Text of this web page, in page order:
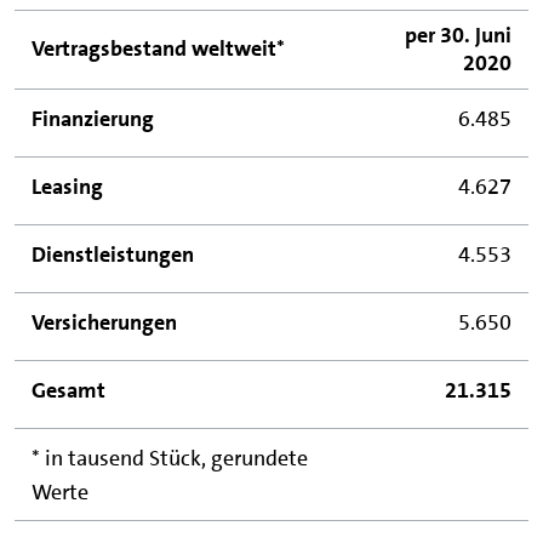
Vertragsbestand weltweit*
per 30. Juni
2020
Finanzierung
6.485
Leasing 4.627
Dienstleistungen 4.553
Versicherungen 5.650
Gesamt 21.315
* in tausend Stück, gerundete
Werte